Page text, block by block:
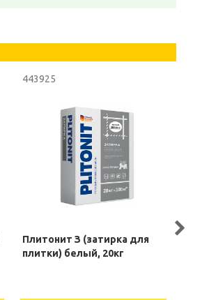
443925
Плитонит З (затирка для
плитки) белый, 20кг